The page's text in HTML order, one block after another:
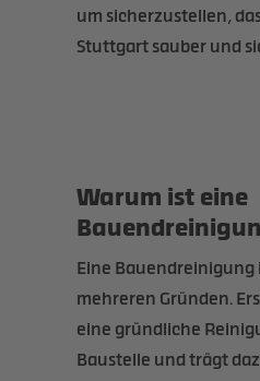
um sicherzustellen,
Stuttgart sauber und
Warum ist eine
Eine Bauendreinigung
mehreren Gründen.
eine gründliche
Baustelle und trägt